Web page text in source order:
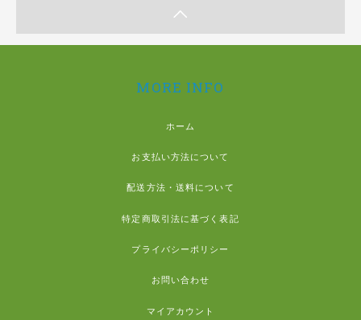
MORE INFO
ホーム
お支払い方法について
配送方法・送料について
特定商取引法に基づく表記
プライバシーポリシー
お問い合わせ
マイアカウント